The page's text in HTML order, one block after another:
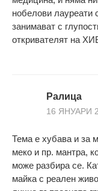
нобелови лауреати
занимават с
откривателят на
Ралица
16 ЯНУАРИ
Тема е хубава и за
меко и пр. мантра,
може разбира се.
майка с реален